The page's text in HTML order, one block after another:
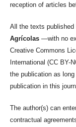
reception of articles
All the texts published
Agrícolas —with no
Creative Commons
International (CC BY-
the publication as
publication in this
The author(s) can
contractual